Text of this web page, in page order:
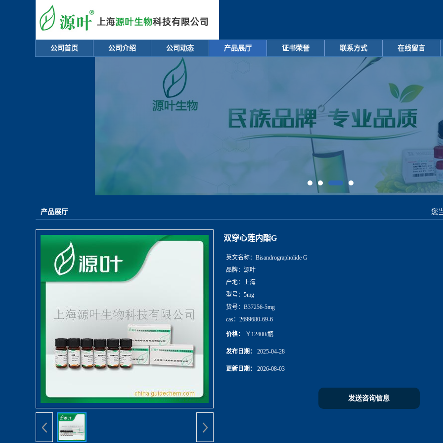
公司首页 公司介绍 公司动态 产品展厅 证书荣誉 联系方式 在线留言
产品展厅 您
双穿心莲内酯G
英文名称： Bisandrographolide G
品牌： 源叶
产地： 上海
型号： 5mg
货号： B37256-5mg
cas： 2699680-69-6
价格： ￥12400/瓶
发布日期： 2025-04-28
更新日期： 2026-08-03
发送咨询信息